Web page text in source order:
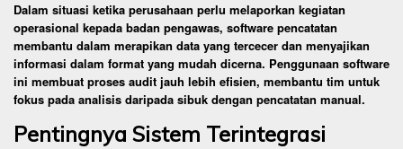
Dalam situasi ketika perusahaan perlu melaporkan kegiatan
operasional kepada badan pengawas, software pencatatan
membantu dalam merapikan data yang tercecer dan menyajikan
informasi dalam format yang mudah dicerna. Penggunaan software
ini membuat proses audit jauh lebih efisien, membantu tim untuk
fokus pada analisis daripada sibuk dengan pencatatan manual.
Pentingnya Sistem Terintegrasi